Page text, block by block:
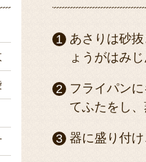
あさりは砂
ょうがはみ
フライパン
てふたをし、
器に盛り付け